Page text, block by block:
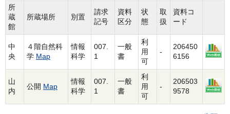
所
蔵
館
所蔵場所 別置
請求
記号
資料
区分
状
態
取
扱
資料コ
ード
中
央
４階自然科
学 Map
情報
科学
007.
1
一般
書
利
用
可
-
206450
6156
山
内
公開 Map
情報
科学
007.
1
一般
書
利
用
可
-
206503
9578